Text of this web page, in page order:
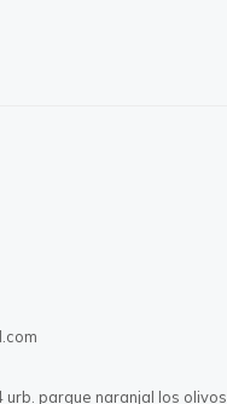
urb. parque naranjal los olivos